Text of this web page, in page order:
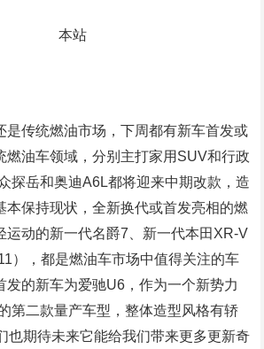
是传统燃油市场，下周都有新车首发或
燃油车领域，分别主打家用SUV和行政
探岳和奥迪A6L都将迎来中期改款，造
本保持现状，全新换代或首发亮相的燃
运动的新一代名爵7、新一代本田XR-V
），都是燃油车市场中值得关注的车
发的新车为爱驰U6，作为一个新势力
第二款量产车型，整体造型风格有轿
也期待未来它能给我们带来更多更新奇